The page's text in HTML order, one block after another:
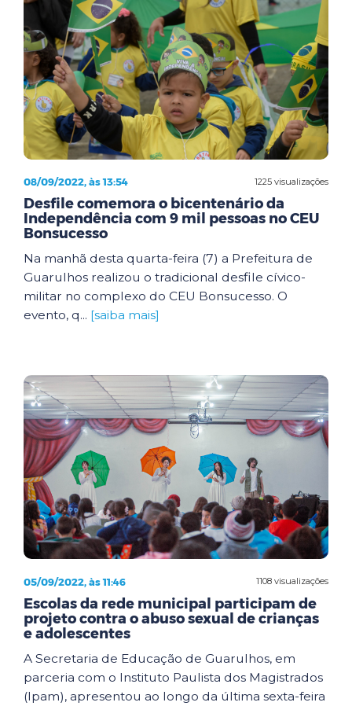
1225 visualizações
08/09/2022, às 13:54
Desfile comemora o bicentenário da
Independência com 9 mil pessoas no CEU
Bonsucesso
Na manhã desta quarta-feira (7) a Prefeitura de
Guarulhos realizou o tradicional desfile cívico-
militar no complexo do CEU Bonsucesso. O
evento, q... [saiba mais]
1108 visualizações
05/09/2022, às 11:46
Escolas da rede municipal participam de
projeto contra o abuso sexual de crianças
e adolescentes
A Secretaria de Educação de Guarulhos, em
parceria com o Instituto Paulista dos Magistrados
(Ipam), apresentou ao longo da última sexta-feira